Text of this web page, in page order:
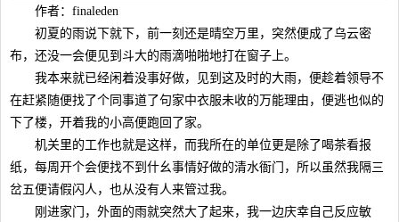
作者：finaleden
初夏的雨说下就下，前一刻还是晴空万里，突然便成了乌云密
布，还没一会便见到斗大的雨滴啪啪地打在窗子上。
我本来就已经闲着没事好做，见到这及时的大雨，便趁着领导不
在赶紧随便找了个同事道了句家中衣服未收的万能理由，便逃也似的
下了楼，开着我的小高便跑回了家。
机关里的工作也就是这样，而我所在的单位更是除了喝茶看报
纸，每周开个会便找不到什幺事情好做的清水衙门，所以虽然我隔三
岔五便请假闪人，也从没有人来管过我。
刚进家门，外面的雨就突然大了起来，我一边庆幸自己反应敏